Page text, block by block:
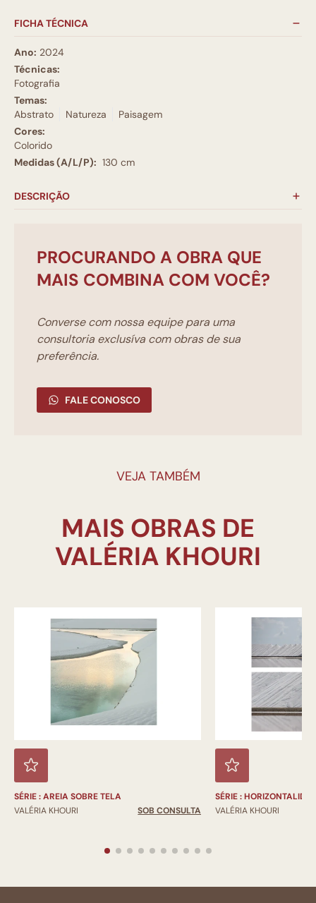
FICHA TÉCNICA
Ano: 2024
Técnicas:
Fotografia
Temas:
Abstrato
Natureza
Paisagem
Cores:
Colorido
Medidas (A/L/P): 130 cm
DESCRIÇÃO
PROCURANDO A OBRA QUE
MAIS COMBINA COM VOCÊ?
Converse com nossa equipe para uma
consultoria exclusíva com obras de sua
preferência.
FALE CONOSCO
VEJA TAMBÉM
MAIS OBRAS DE
SÉRIE : AREIA SOBRE TELA
VALÉRIA KHOURI
SOB CONSULTA
SÉRIE :
VALÉRIA KHOURI